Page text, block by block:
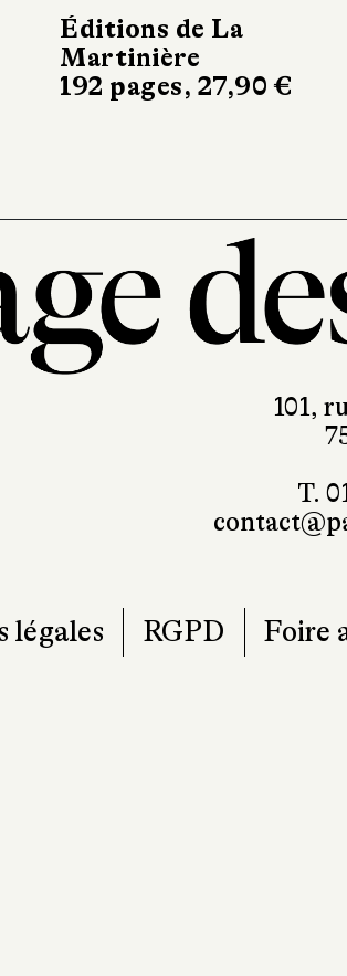
Éditions de La
Martinière
192 pages, 27,90 €
101,
T.
légales RGPD Foire